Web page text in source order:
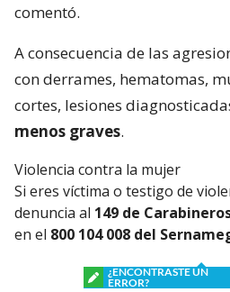
comentó.
A consecuencia de las
con derrames, hematomas,
cortes, lesiones
menos graves.
Violencia contra la mujer
Si eres víctima o testigo de
denuncia al 149 de
en el 800 104 008 del
¿ENCONTRASTE UN
ERROR?